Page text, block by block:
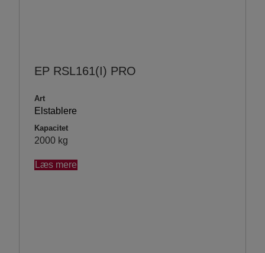
EP RSL161(I) PRO
Art
Elstablere
Kapacitet
2000 kg
Læs mere